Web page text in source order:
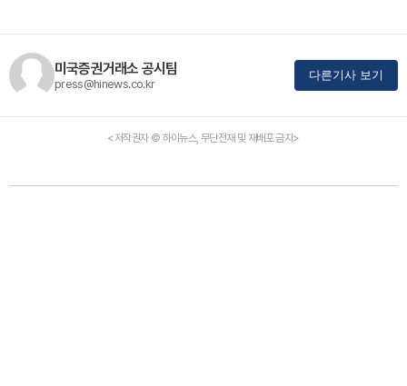
미국증권거래소 공시팀
press@hinews.co.kr
다른기사 보기
<저작권자 © 하이뉴스, 무단전재 및 재배포 금지>